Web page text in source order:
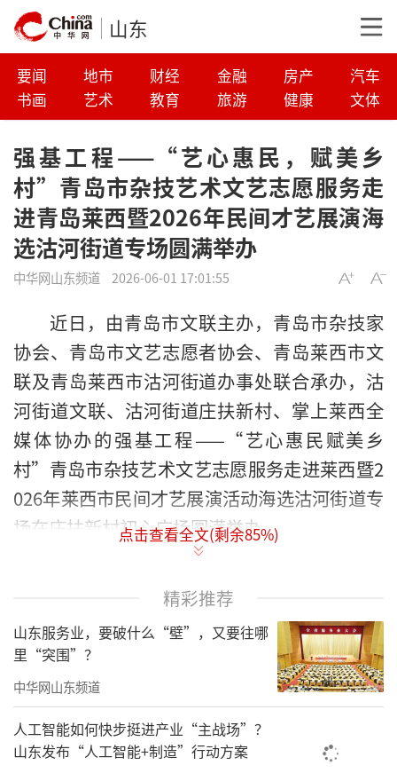
山东
要闻 地市 财经 金融 房产
汽车
书画
艺术 教育 旅游 健康 文体
强基工程——“艺心惠民，赋美乡
村”青岛市杂技艺术文艺志愿服务走
进青岛莱西暨2026年民间才艺展演海
选沽河街道专场圆满举办
中华网山东频道 2026-06-01 17:01:55
近日，由青岛市文联主办，青岛市杂技家
协会、青岛市文艺志愿者协会、青岛莱西市文
联及青岛莱西市沽河街道办事处联合承办，沽
河街道文联、沽河街道庄扶新村、掌上莱西全
媒体协办的强基工程——“艺心惠民赋美乡
村”青岛市杂技艺术文艺志愿服务走进莱西暨2
026年莱西市民间才艺展演活动海选沽河街道专
场在庄扶新村初心广场圆满举办。
点击查看全文(剩余85%)
精彩推荐
山东服务业，要破什么“壁”，又要往哪
里“突围”？
中华网山东频道
人工智能如何快步挺进产业“主战场”？
山东发布“人工智能+制造”行动方案